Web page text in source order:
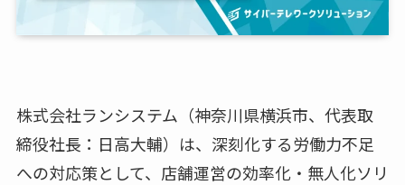
株式会社ランシステム（神奈川県横浜市、代表取
締役社長：日高大輔）は、深刻化する労働力不足
への対応策として、店舗運営の効率化・無人化ソリ